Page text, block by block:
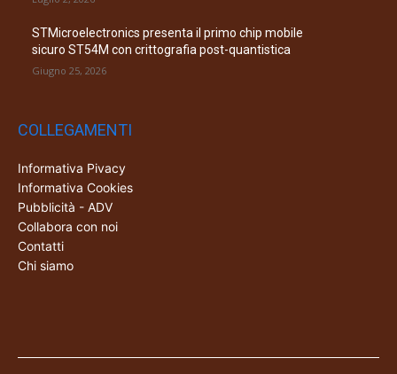
STMicroelectronics presenta il primo chip mobile
sicuro ST54M con crittografia post-quantistica
Giugno 25, 2026
COLLEGAMENTI
Informativa Pivacy
Informativa Cookies
Pubblicità - ADV
Collabora con noi
Contatti
Chi siamo